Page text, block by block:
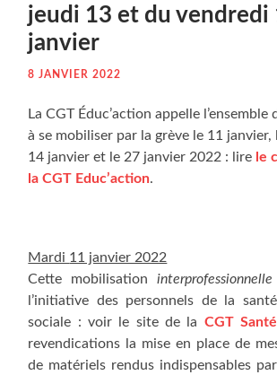
jeu­di 13 et du ven­dre­di
janvier
8 JANVIER 2022
La CGT Éduc’action appelle l’ensemble
à se mobi­li­ser par la grève le 11 jan­vier,
14 jan­vier et le 27 jan­vier 2022 : lire le
la CGT Educ’ac­tion.
Mar­di 11 jan­vier 2022
Cette mobi­li­sa­tion inter­pro­fes­sion­nelle
l’initiative des per­son­nels de la
sociale : voir le site de la CGT San­té
reven­di­ca­tions la mise en place de
de maté­riels ren­dus indis­pen­sables